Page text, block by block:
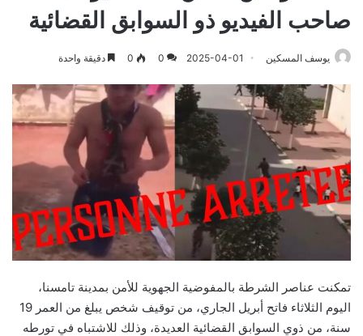
صاحب الفيديو ذو السوابق القضائية
يوسف المسكين 2025-04-01
0
0 دقيقة واحدة
تمكنت عناصر الشرطة بالمفوضية الجهوية للأمن بمدينة تامسنا،
اليوم الثلاثاء فاتح أبريل الجاري، من توقيف شخص يبلغ من العمر 19
سنة، من ذوي السوابق القضائية العديدة، وذلك للاشتباه في تورطه